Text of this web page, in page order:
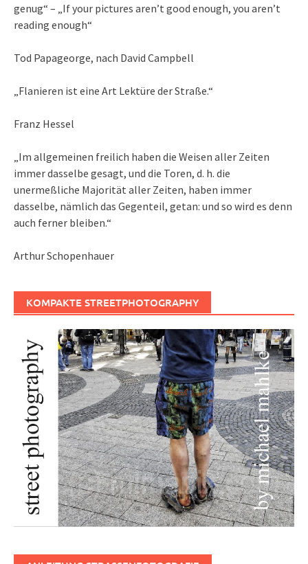
genug“ – „If your pictures aren’t good enough, you aren’t
reading enough“
Tod Papageorge, nach David Campbell
„Flanieren ist eine Art Lektüre der Straße.“
Franz Hessel
„Im allgemeinen freilich haben die Weisen aller Zeiten
immer dasselbe gesagt, und die Toren, d. h. die
unermeßliche Majorität aller Zeiten, haben immer
dasselbe, nämlich das Gegenteil, getan: und so wird es denn
auch ferner bleiben.“
Arthur Schopenhauer
KOMPAKTE STREETPHOTOGRAPHY